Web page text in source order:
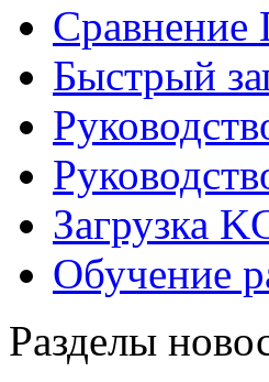
Быстрый
Загрузка
Обучение
Разделы